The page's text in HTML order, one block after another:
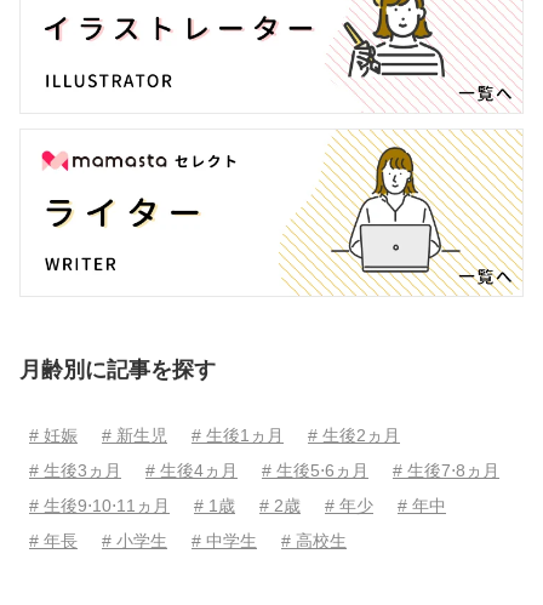
月齢別に記事を探す
# 妊娠 # 新生児 # 生後1ヵ月
# 生後2ヵ月
# 生後3ヵ月
# 生後4ヵ月 # 生後5⋅6ヵ月
# 生後7⋅8ヵ月
# 生後9⋅10⋅11ヵ月
# 1歳 # 2歳 # 年少
# 年中
# 年長
# 小学生 # 中学生 # 高校生